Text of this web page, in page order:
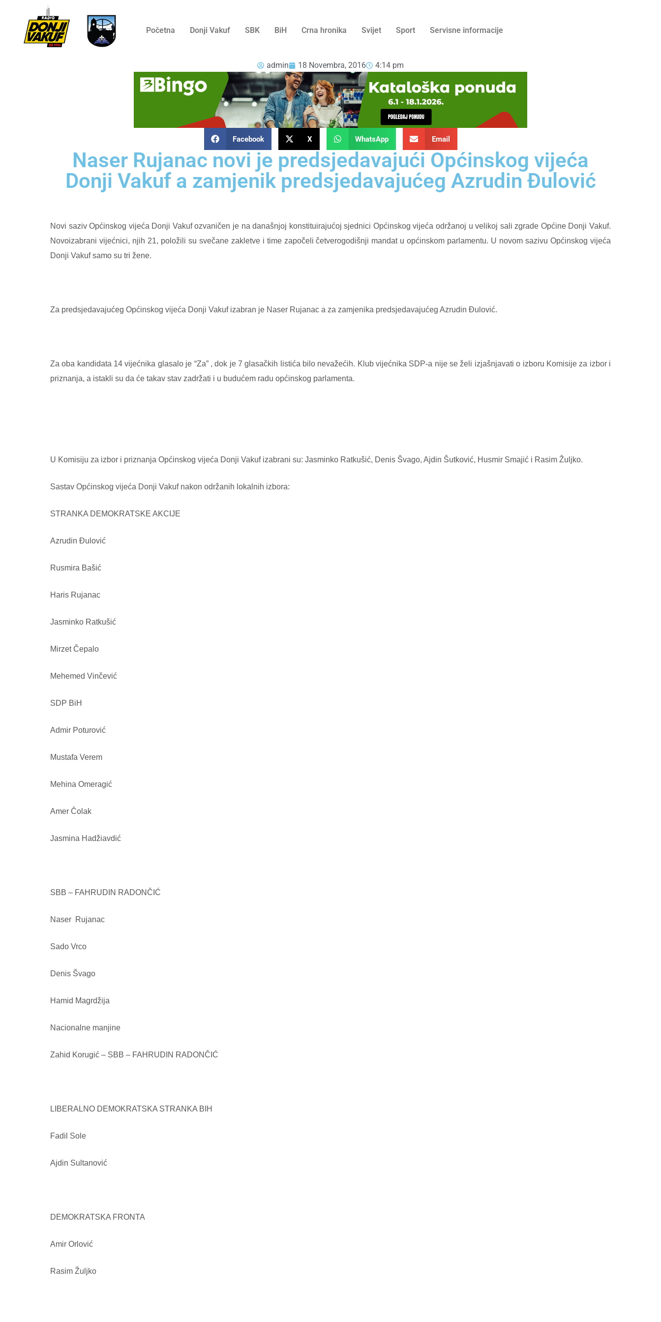
Početna Donji Vakuf SBK BiH Crna hronika Svijet Sport Servisne informacije
admin 18 Novembra, 2016 4:14 pm
Facebook X WhatsApp Email
Naser Rujanac novi je predsjedavajući Općinskog vijeća
Donji Vakuf a zamjenik predsjedavajućeg Azrudin Đulović
Novi saziv Općinskog vijeća Donji Vakuf ozvaničen je na današnjoj konstituirajućoj sjednici Općinskog vijeća održanoj u velikoj sali zgrade Općine Donji Vakuf.
Novoizabrani vijećnici, njih 21, položili su svečane zakletve i time započeli četverogodišnji mandat u općinskom parlamentu. U novom sazivu Općinskog vijeća
Donji Vakuf samo su tri žene.
Za predsjedavajućeg Općinskog vijeća Donji Vakuf izabran je Naser Rujanac a za zamjenika predsjedavajućeg Azrudin Đulović.
Za oba kandidata 14 vijećnika glasalo je “Za” , dok je 7 glasačkih listića bilo nevažećih. Klub vijećnika SDP-a nije se želi izjašnjavati o izboru Komisije za izbor i
priznanja, a istakli su da će takav stav zadržati i u budućem radu općinskog parlamenta.
U Komisiju za izbor i priznanja Općinskog vijeća Donji Vakuf izabrani su: Jasminko Ratkušić, Denis Švago, Ajdin Šutković, Husmir Smajić i Rasim Žuljko.
Sastav Općinskog vijeća Donji Vakuf nakon održanih lokalnih izbora:
STRANKA DEMOKRATSKE AKCIJE
Azrudin Đulović
Rusmira Bašić
Haris Rujanac
Jasminko Ratkušić
Mirzet Čepalo
Mehemed Vinčević
SDP BiH
Admir Poturović
Mustafa Verem
Mehina Omeragić
Amer Čolak
Jasmina Hadžiavdić
SBB – FAHRUDIN RADONČIĆ
Naser Rujanac
Sado Vrco
Denis Švago
Hamid Magrdžija
Nacionalne manjine
Zahid Korugić – SBB – FAHRUDIN RADONČIĆ
LIBERALNO DEMOKRATSKA STRANKA BIH
Fadil Sole
Ajdin Sultanović
DEMOKRATSKA FRONTA
Amir Orlović
Rasim Žuljko